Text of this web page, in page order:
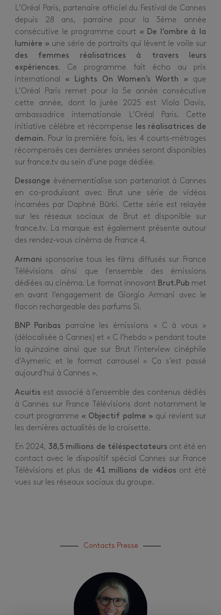
L’Oréal Paris, partenaire officiel du Festival de Cannes
depuis 28 ans, parraine pour la 3ème année
consécutive le programme court « De l’ombre à la
lumière » une série de portraits qui lèvent le voile sur
des femmes réalisatrices à travers leurs
expériences. Ce programme fait écho au prix
international « Lights On Women’s Worth » que
L’Oréal Paris remet pour la 5e année consécutive
cette année, dont la jurée 2025 est Viola Davis,
ambassadrice internationale L’Oréal Paris. Cette
initiative célèbre et récompense
les réalisatrices de
demain. Pour la première fois, les 4 courts-métrages
récompensés ces dernières années seront disponibles
sur france.tv au sein d’une page dédiée.
Dessange événementialise son partenariat à Cannes
en co-produisant avec Brut une série de vidéos
incarnées par Daphné Bürki. Cette série est relayée
sur les réseaux sociaux de Brut et disponible sur
france.tv. La marque est également présente autour
des rendez-vous cinéma de France 4.
Armani sponsorise tous les films diffusés sur France
Télévisions ainsi que l’ensemble des émissions
dédiées au cinéma. Le format innovant Brut.Pubmet
en avant l’engagement de Giorgio Armani avec le
flacon rechargeable des parfums Sì.
BNP Paribas parraine les émissions « C à vous »
(délocalisée à Cannes) et « C l’hebdo » pendant toute
la quinzaine ainsi que sur Brut l’interview cinéphile
d’Aymeric et le format carrousel « Ça s’est passé
aujourd’hui à Cannes ».
Acuitis est associé à l’ensemble des contenus dédiés
à Cannes sur France Télévisions dont notamment le
court programme « Objectif palme »qui revient sur
les dernières actualités de la croisette.
En 2024, 38,5 millions de téléspectateursont été en
contact avec le dispositif spécial Cannes sur France
Télévisions et plus de 41 millions de vidéosont été
vues sur les réseaux sociaux du groupe.
Contacts Presse